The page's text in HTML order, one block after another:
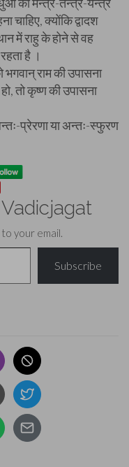
चाहिए, क्योंकि द्वादश
में राहु के होने से वह
है ।
राम की उपासना
तो कृष्ण की उपासना
प्रेरणा या अन्तः-स्फुरण
your email.
Subscribe